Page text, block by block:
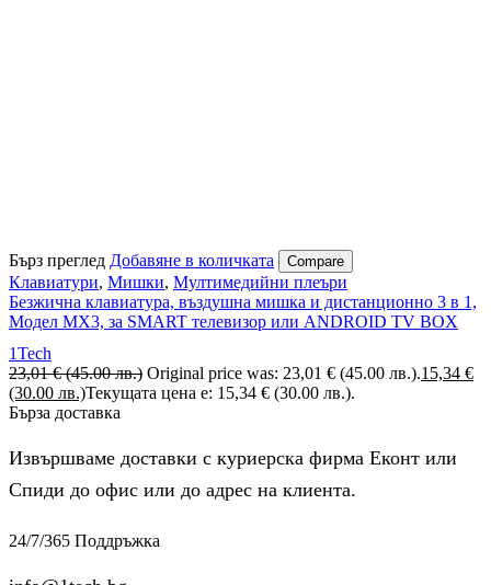
Бърз преглед Добавяне в количката Compare
Клавиатури, Мишки, Мултимедийни плеъри
Безжична клавиатура, въздушна мишка и дистанционно 3 в 1,
Модел MX3, за SMART телевизор или ANDROID TV BOX
1Tech
23,01€ (45.00 лв.) Original price was: 23,01 € (45.00 лв.).15,34 €
(30.00 лв.)Текущата цена е: 15,34 € (30.00 лв.).
Бърза доставка
Извършваме доставки с куриерска фирма Еконт или
Спиди до офис или до адрес на клиента.
24/7/365 Поддръжка